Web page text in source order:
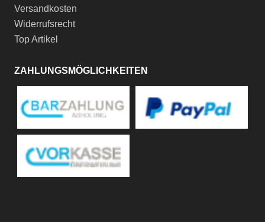
Versandkosten
Widerrufsrecht
Top Artikel
ZAHLUNGSMÖGLICHKEITEN